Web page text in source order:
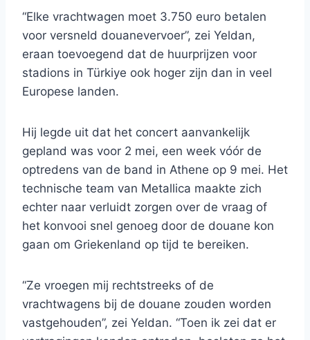
“Elke vrachtwagen moet 3.750 euro betalen
voor versneld douanevervoer”, zei Yeldan,
eraan toevoegend dat de huurprijzen voor
stadions in Türkiye ook hoger zijn dan in veel
Europese landen.
Hij legde uit dat het concert aanvankelijk
gepland was voor 2 mei, een week vóór de
optredens van de band in Athene op 9 mei. Het
technische team van Metallica maakte zich
echter naar verluidt zorgen over de vraag of
het konvooi snel genoeg door de douane kon
gaan om Griekenland op tijd te bereiken.
“Ze vroegen mij rechtstreeks of de
vrachtwagens bij de douane zouden worden
vastgehouden”, zei Yeldan. “Toen ik zei dat er